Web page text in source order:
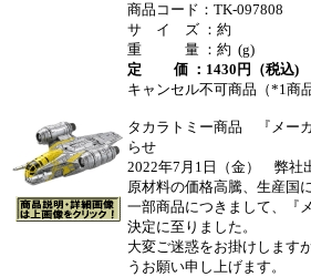
商品コード：TK-097808
サ イ ズ ：約
重 量 ：約 (g)
定 価 ：1430円（税込)
キャンセル不可商品（*1商
タカラトミー商品 『メー
らせ
2022年7月1日（金） 弊社
原材料の価格高騰、生産国
一部商品につきまして、『
決定に至りました。
大変ご迷惑をお掛けします
うお願い申し上げます。